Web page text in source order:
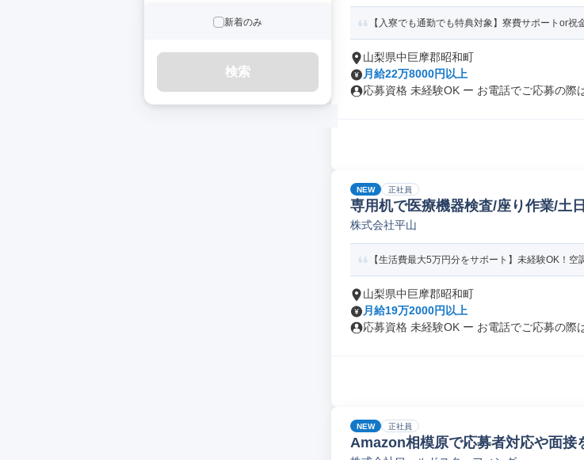
新着のみ
検索
【入寮でも通勤でも特典対象】寮費サポートor
山梨県中巨摩郡昭和町
月給22万8000円以上
応募資格 未経験OK ー お電話でご応募の際
NEW 正社員
専用机で医療機器検査/座り作業/土
株式会社平山
【生活費最大5万円分をサポート】未経験OK！
山梨県中巨摩郡昭和町
月給19万2000円以上
応募資格 未経験OK ー お電話でご応募の際
NEW 正社員
Amazon相模原で応募者対応や面接